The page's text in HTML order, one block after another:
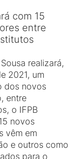
com 15
entre
realizará,
2021, um
dos novos
entre
o IFPB
novos
vêm em
e outros como
para o